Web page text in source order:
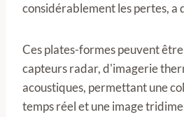
considérablement les pertes, a
Ces plates-formes peuvent
capteurs radar, d'imagerie
acoustiques, permettant une
temps réel et une image